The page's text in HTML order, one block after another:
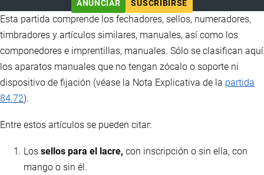
ANUNCIAR
SUSCRIBIRSE
Esta partida comprende los fechadores, sellos, numeradores,
timbradores y artículos similares, manuales, así como los
componedores e imprentillas, manuales. Sólo se clasifican aquí
los aparatos manuales que no tengan zócalo o soporte ni
dispositivo de fijación (véase la Nota Explicativa de la partida
84.72).
Entre estos artículos se pueden citar:
Los sellos para el lacre, con inscripción o sin ella, con
mango o sin él.